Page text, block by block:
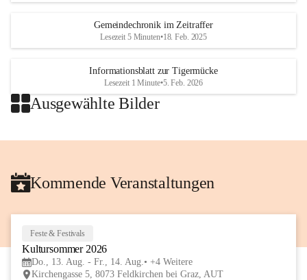
Gemeindechronik im Zeitraffer
Lesezeit 5 Minuten•18. Feb. 2025
Informationsblatt zur Tigermücke
Lesezeit 1 Minute•5. Feb. 2026
Ausgewählte Bilder
+2
Kommende Veranstaltungen
Feste & Festivals
Kultursommer 2026
Do., 13. Aug. - Fr., 14. Aug.
+4 Weitere
Kirchengasse 5, 8073 Feldkirchen bei Graz, AUT